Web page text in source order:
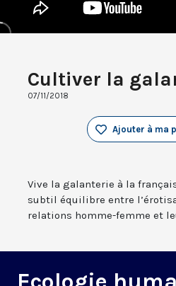
Cultiver la
07/11/2018
Ajouter à ma
Vive la galanterie à la
subtil équilibre entre
relations homme-femme et